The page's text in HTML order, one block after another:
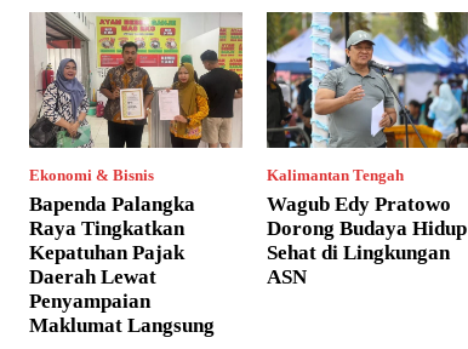
Ekonomi & Bisnis
Bapenda Palangka
Raya Tingkatkan
Kepatuhan Pajak
Daerah Lewat
Penyampaian
Maklumat Langsung
Kalimantan Tengah
Wagub Edy Pratowo
Dorong Budaya Hidup
Sehat di Lingkungan
ASN